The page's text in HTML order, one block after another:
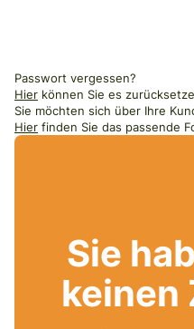
Passwort vergessen?
Hier können Sie es
Sie möchten sich über Ihre
Hier finden Sie das passende
Sie
keinen